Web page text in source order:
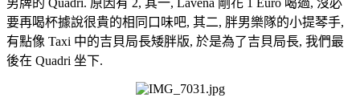
要再喝杯據說很貴的相同口味吧, 其二, 胖男樂隊的小提琴手,
有點像 Taxi 中的吉貝局長矮胖版, 於是為了吉貝局長, 我們最
後在 Quadri 坐下.